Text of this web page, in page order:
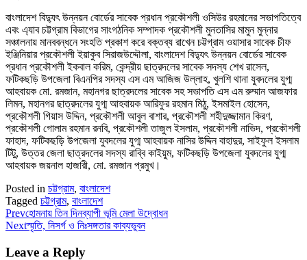
বাংলাদেশ বিদ্যুৎ উন্নয়ন বোর্ডের সাবেক প্রধান প্রকৌশলী ওসিউর রহমানের সভাপতিত্বে
এবং এ্যাব চট্টগ্রাম বিভাগের সাংগঠনিক সম্পাদক প্রকৌশলী মুনতাসির মামুন মুন্নার
সঞ্চালনায় মানববন্ধনে সংহতি প্রকাশ করে বক্তব্য রাখেন চট্টগ্রাম ওয়াসার সাবেক চীফ
ইঞ্জিনিয়ার প্রকৌশলী ইয়াকুব সিরাজউদ্দৌলা, বাংলাদেশ বিদ্যুৎ উন্নয়ন বোর্ডের সাবেক
প্রধান প্রকৌশলী ইকবাল করিম, কেন্দ্রীয় ছাত্রদলের সাবেক সদস্য শেখ রাসেল,
ফটিকছড়ি উপজেলা বিএনপির সদস্য এস এম আজিজ উল্লাহ, খুলশি থানা যুবদলের যুগ্ম
আহবায়ক মো. রমজান, মহানগর ছাত্রদলের সাবেক সহ সভাপতি এস এম রুম্মান আজফার
লিমন, মহানগর ছাত্রদলের যুগ্ম আহবায়ক আরিফুর রহমান মিঠু, ইসমাইল হোসেন,
প্রকৌশলী গিয়াস উদ্দিন, প্রকৌশলী আবুল বাশার, প্রকৌশলী শহীদুজ্জামান কিরণ,
প্রকৌশলী গোলাম রহমান রনবি, প্রকৌশলী তাজুল ইসলাম, প্রকৌশলী নাভিদ, প্রকৌশলী
ফাহাদ, ফটিকছড়ি উপজেলা যুবদলের যুগ্ম আহবায়ক নাসির উদ্দিন বাহাদুর, সাইফুল ইসলাম
টিটু, উত্তর জেলা ছাত্রদলের সদস্য রাব্বি কাইয়ুম, ফটিকছড়ি উপজেলা যুবদলের যুগ্ম
আহবায়ক জয়নাল হাজারী, মো. রমজান প্রমুখ।
Posted in চট্টগ্রাম, বাংলাদেশ
Tagged চট্টগ্রাম, বাংলাদেশ
Prevহোমনায় তিন দিনব্যাপী ভূমি মেলা উদ্বোধন
Nextস্মৃতি, নিসর্গ ও নিঃসঙ্গতার কাব্যভুবন
Leave a Reply